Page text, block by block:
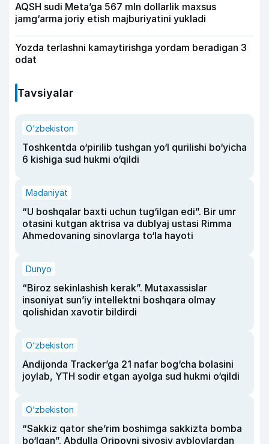
AQSH sudi Meta’ga 567 mln dollarlik maxsus
jamg‘arma joriy etish majburiyatini yukladi
Yozda terlashni kamaytirishga yordam beradigan 3
odat
Tavsiyalar
O‘zbekiston
Toshkentda o‘pirilib tushgan yo‘l qurilishi bo‘yicha
6 kishiga sud hukmi o‘qildi
Madaniyat
“U boshqalar baxti uchun tug‘ilgan edi”. Bir umr
otasini kutgan aktrisa va dublyaj ustasi Rimma
Ahmedovaning sinovlarga to‘la hayoti
Dunyo
“Biroz sekinlashish kerak”. Mutaxassislar
insoniyat sun’iy intellektni boshqara olmay
qolishidan xavotir bildirdi
O‘zbekiston
Andijonda Tracker’ga 21 nafar bog‘cha bolasini
joylab, YTH sodir etgan ayolga sud hukmi o‘qildi
O‘zbekiston
“Sakkiz qator she’rim boshimga sakkizta bomba
bo‘lgan”. Abdulla Oripovni siyosiy ayblovlardan